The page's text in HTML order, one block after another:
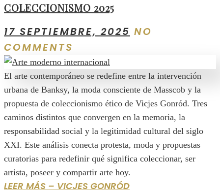
COLECCIONISMO 2025
17 SEPTIEMBRE, 2025 NO
COMMENTS
El arte contemporáneo se redefine entre la intervención
urbana de Banksy, la moda consciente de Masscob y la
propuesta de coleccionismo ético de Vicjes Gonród. Tres
caminos distintos que convergen en la memoria, la
responsabilidad social y la legitimidad cultural del siglo
XXI. Este análisis conecta protesta, moda y propuestas
curatorias para redefinir qué significa coleccionar, ser
artista, poseer y compartir arte hoy.
LEER MÁS – VICJES GONRÓD